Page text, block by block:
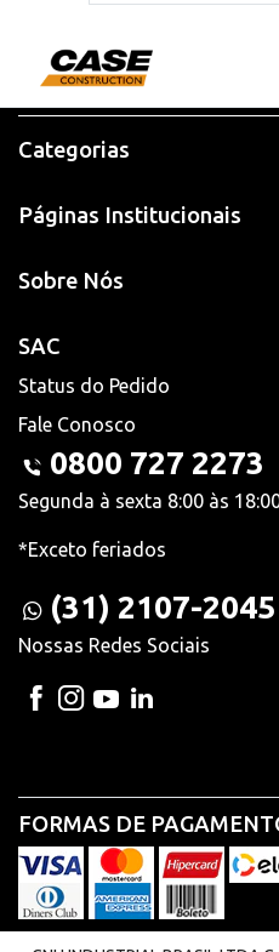
Categorias
Páginas Institucionais
Sobre Nós
SAC
Status do Pedido
Fale Conosco
0800 727 2273
Segunda à sexta 8:00 às
*Exceto feriados
(31) 2107-2045
Nossas Redes Sociais
FORMAS DE